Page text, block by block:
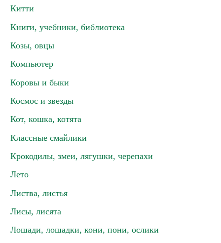
Китти
Книги, учебники, библиотека
Козы, овцы
Компьютер
Коровы и быки
Космос и звезды
Кот, кошка, котята
Классные смайлики
Крокодилы, змеи, лягушки, черепахи
Лето
Листва, листья
Лисы, лисята
Лошади, лошадки, кони, пони, ослики